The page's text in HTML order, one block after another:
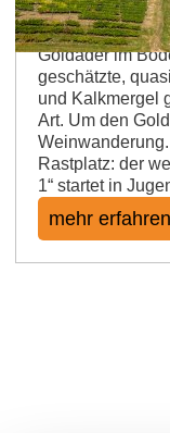
Jugenheim reiht
Rheinhessens“.
Goldader im
geschätzte,
und Kalkmergel
Art. Um den
Rastplatz: der
1“ startet in
mehr erfahren